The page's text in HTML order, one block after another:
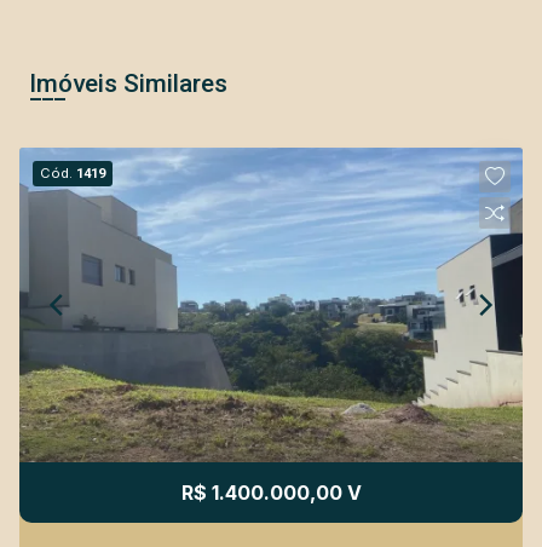
Imóveis Similares
Cód. 1419
R$ 1.400.000,00 V